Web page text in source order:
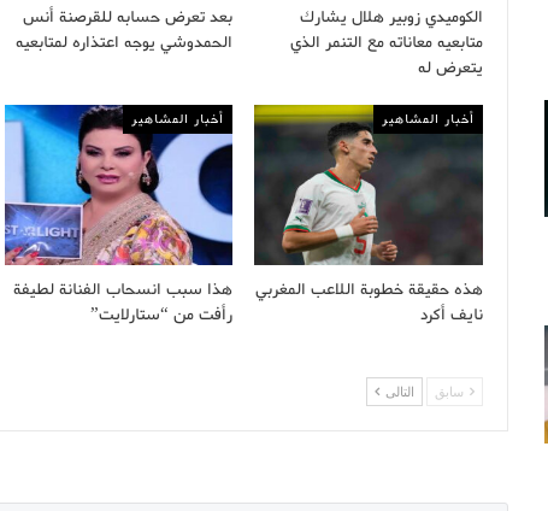
الكوميدي زوبير هلال يشارك
متابعيه معاناته مع التنمر الذي
يتعرض له
بعد تعرض حسابه للقرصنة أنس
الحمدوشي يوجه اعتذاره لمتابعيه
أخبار المشاهير
هذه حقيقة خطوبة اللاعب المغربي
نايف أكرد
أخبار المشاهير
هذا سبب انسحاب الفنانة لطيفة
رأفت من “ستارلايت”
سابق التالى